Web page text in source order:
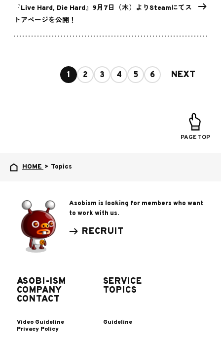
『Live Hard, Die Hard』9月7日（木）よりSteamにてス
トアページを公開！
1 2 3 4 5 6 NEXT
PAGE TOP
HOME > Topics
Asobism is looking for members who want
to work with us.
RECRUIT
ASOBI-ISM SERVICE
COMPANY TOPICS
CONTACT
Video Guideline
Guideline
Privacy Policy